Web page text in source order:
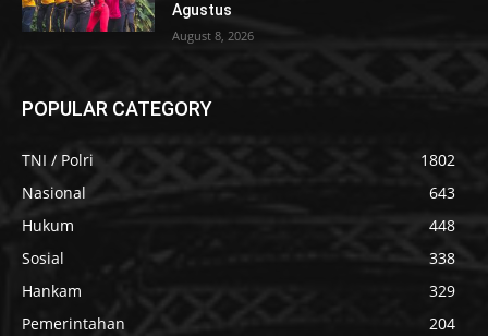
Agustus
August 8, 2026
POPULAR CATEGORY
TNI / Polri
1802
Nasional
643
Hukum
448
Sosial
338
Hankam
329
Pemerintahan
204